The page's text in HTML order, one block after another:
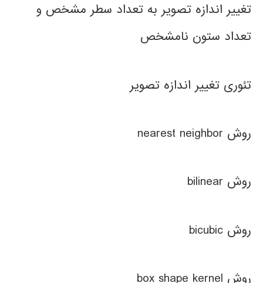
تغییر اندازه تصویر به تعداد سطر مشخص و
تعداد ستون نامشخص
تئوری تغییر اندازه تصویر
روش nearest neighbor
روش bilinear
روش bicubic
روش box shape kernel